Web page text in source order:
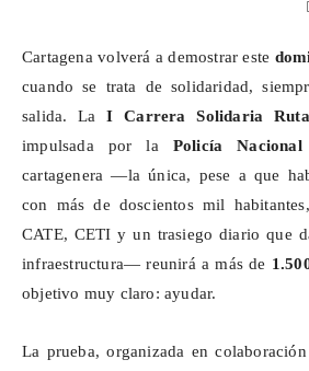
Cartagena volverá a demostrar este
cuando se trata de solidaridad,
salida. LaI Carrera Solidaria
impulsada por la Policía Nacional
cartagenera —la única, pese a que
con más de doscientos mil
CATE, CETI y un trasiego diario que
infraestructura— reunirá a más de
objetivo muy claro: ayudar.
La prueba, organizada en